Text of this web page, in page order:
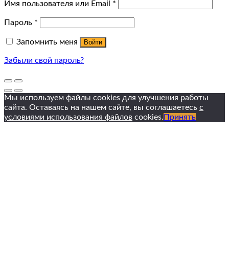
Имя пользователя или Email *
Пароль *
Запомнить меня Войти
Забыли свой пароль?
Мы используем файлы cookies для улучшения работы
сайта. Оставаясь на нашем сайте, вы соглашаетесь с
условиями использования файлов cookies. Принять